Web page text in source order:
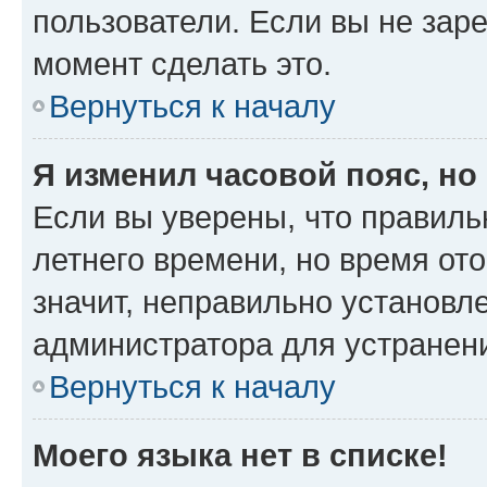
пользователи. Если вы не
момент сделать это.
Вернуться к началу
Я изменил часовой пояс,
Если вы уверены, что
летнего времени, но время
значит, неправильно
администратора для
Вернуться к началу
Моего языка нет в списке!